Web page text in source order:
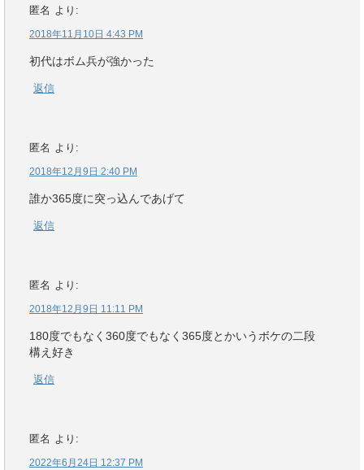
匿名 より:
2018年11月10日 4:43 PM
初代はボム兵が強かった
返信
匿名 より:
2018年12月9日 2:40 PM
誰か365度に突っ込んであげて
返信
匿名 より:
2018年12月9日 11:11 PM
180度でもなく360度でもなく365度とかいうボケの二段
構え好き
返信
匿名 より:
2022年6月24日 12:37 PM